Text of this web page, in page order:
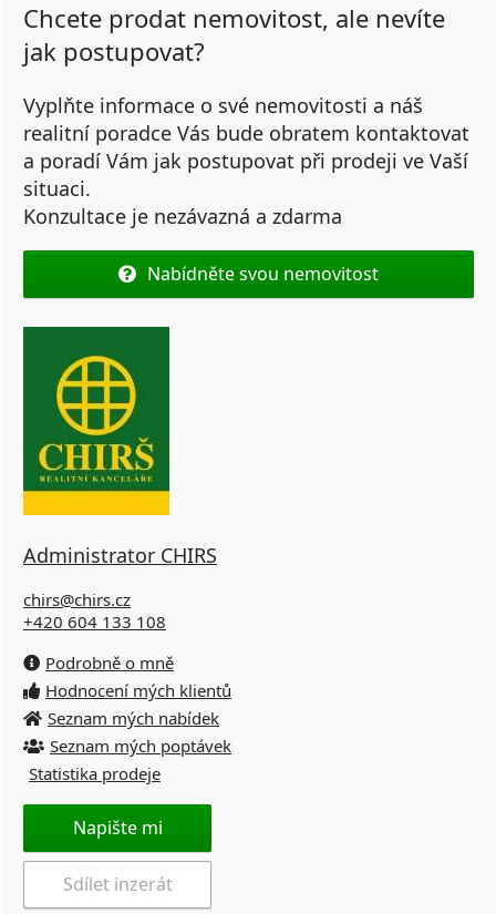
Chcete prodat nemovitost, ale nevíte
jak postupovat?
Vyplňte informace o své nemovitosti a náš
realitní poradce Vás bude obratem kontaktovat
a poradí Vám jak postupovat při prodeji ve Vaší
situaci.
Konzultace je nezávazná a zdarma
Nabídněte svou nemovitost
Administrator CHIRS
chirs@chirs.cz
+420 604 133 108
Podrobně o mně
Hodnocení mých klientů
Seznam mých nabídek
Seznam mých poptávek
Statistika prodeje
Napište mi
Sdílet inzerát